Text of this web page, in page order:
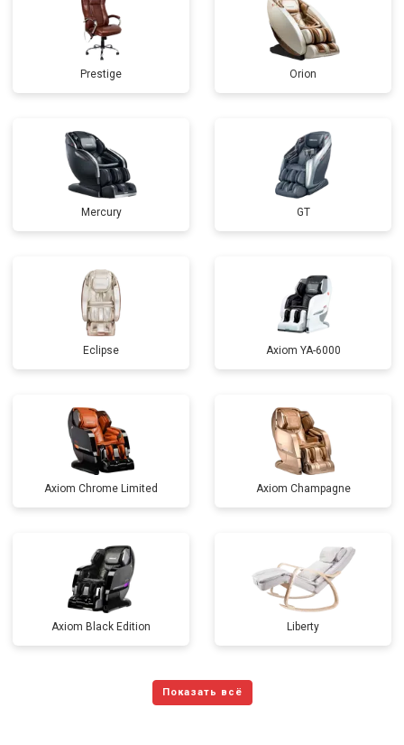
Prestige Orion
Mercury GT
Eclipse Axiom YA-6000
Axiom Chrome Limited Axiom Champagne
Axiom Black Edition Liberty